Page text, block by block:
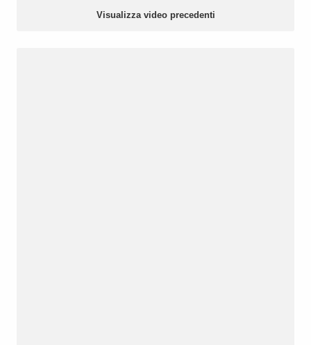
Visualizza video precedenti